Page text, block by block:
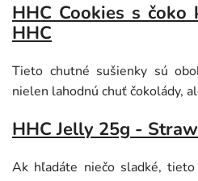
HHC Cookies s
HHC
Tieto chutné sušienky sú
nielen lahodnú chuť čokolády,
HHC Jelly 25g -
Ak hľadáte niečo sladké,